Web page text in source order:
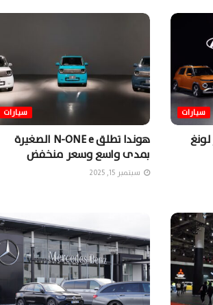
سيارات سيارات
هوندا تطلق N-ONE e الصغيرة
بمدى واسع وسعر منخفض
سبتمبر 15, 2025